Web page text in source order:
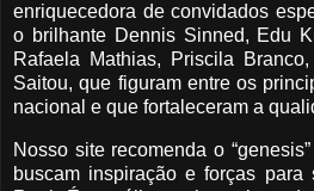
enriquecedora de convidados
o brilhante Dennis Sinned, Edu
Rafaela Mathias, Priscila
Saitou, que figuram entre os
nacional e que fortaleceram a
Nosso site recomenda o
buscam inspiração e forças para